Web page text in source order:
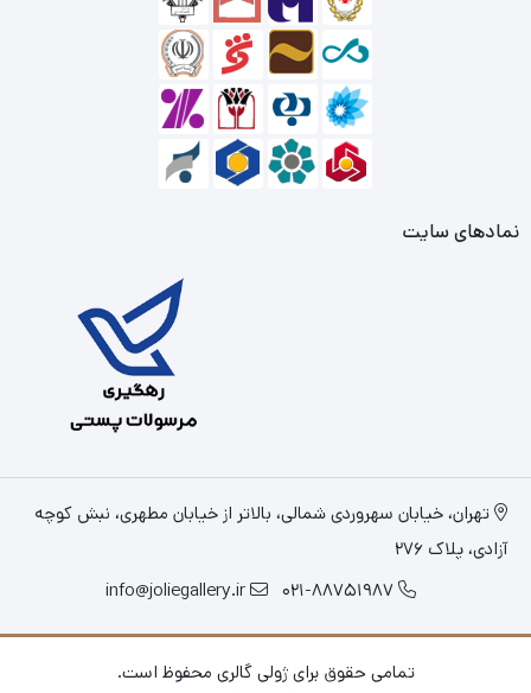
نمادهای سایت
تهران، خیابان سهروردی شمالی، بالاتر از خیابان مطهری، نبش کوچه
آزادی، پلاک 276
021-88751987
info@joliegallery.ir
تمامی حقوق برای ژولی گالری محفوظ است.